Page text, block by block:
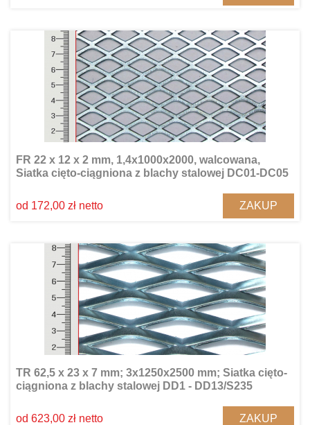
FR 22 x 12 x 2 mm, 1,4x1000x2000, walcowana,
Siatka cięto-ciągniona z blachy stalowej DC01-DC05
od 172,00 zł netto ZAKUP
TR 62,5 x 23 x 7 mm; 3x1250x2500 mm; Siatka cięto-
ciągniona z blachy stalowej DD1 - DD13/S235
od 623,00 zł netto ZAKUP